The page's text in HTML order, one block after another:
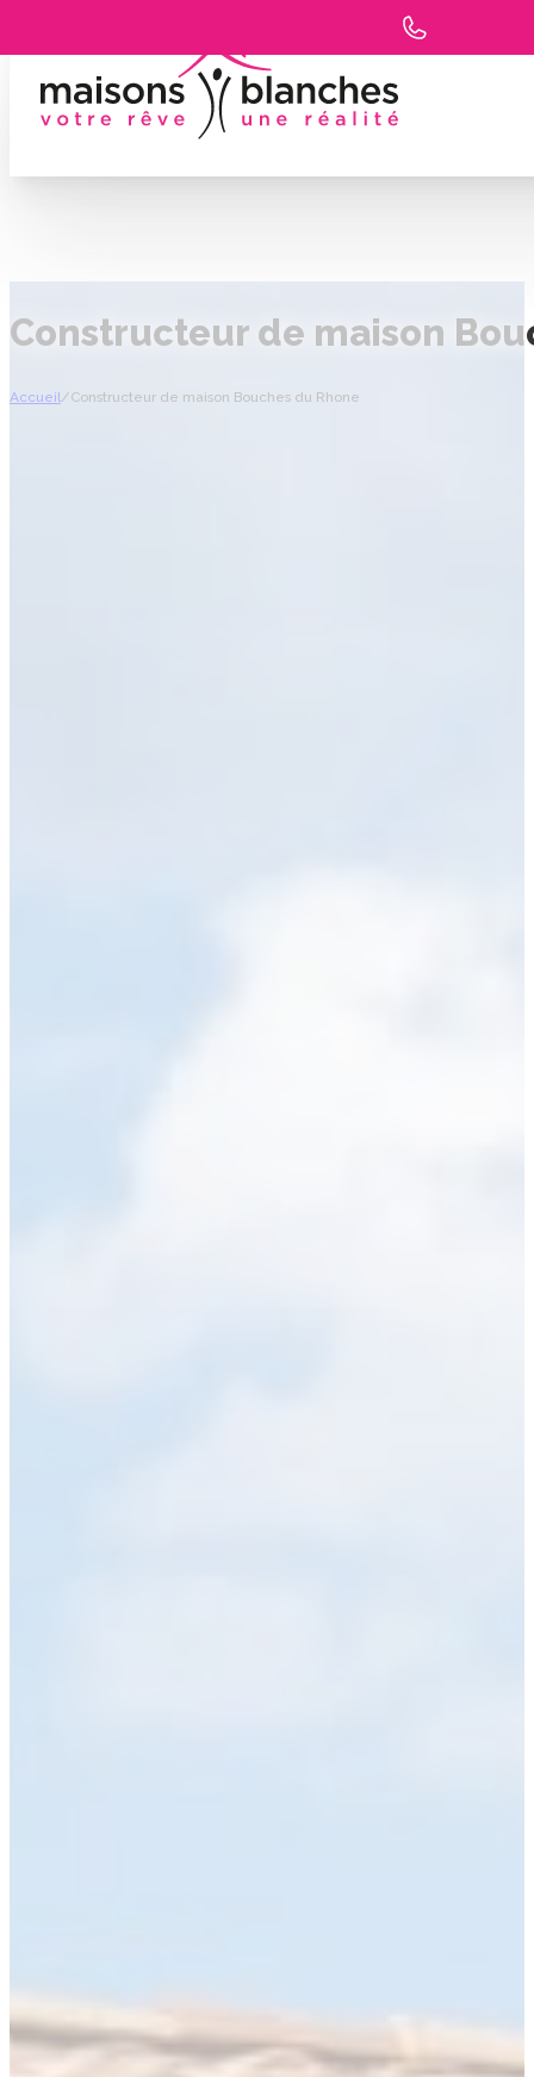
Constructeur de maison
Accueil/Constructeur de maison Bouches du Rhone